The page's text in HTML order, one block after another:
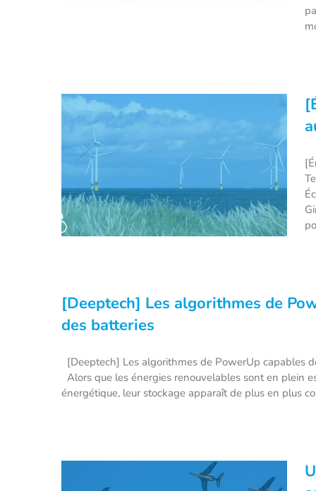
production hydroélectrique en
2020 !
[Énergie] Un nouveau parc
éolien offshore au large du
[Deeptech] Les algorithmes de
des batteries
[Deeptech] Les algorithmes de PowerUp capables
Alors que les énergies renouvelables sont en plein
énergétique, leur stockage apparaît de plus en plus